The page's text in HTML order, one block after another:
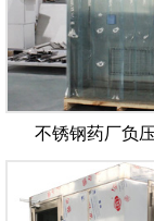
不锈钢药厂负